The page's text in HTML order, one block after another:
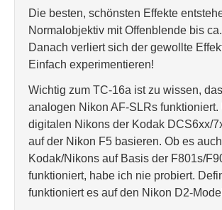
Die besten, schönsten Effekte
Normalobjektiv mit Offenblende bis
Danach verliert sich der gewollte
Einfach experimentieren!
Wichtig zum TC-16a ist zu wissen,
analogen Nikon AF-SLRs funktioniert.
digitalen Nikons der Kodak DCS6xx/
auf der Nikon F5 basieren. Ob es
Kodak/Nikons auf Basis der F801s/
funktioniert, habe ich nie probiert.
funktioniert es auf den Nikon D2-